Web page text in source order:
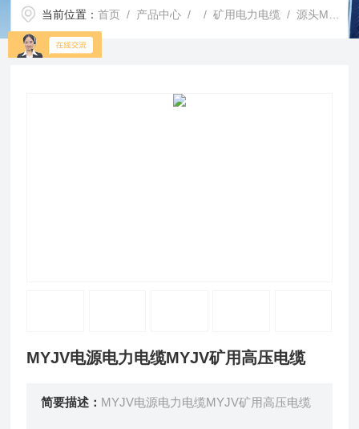
当前位置：首页 / 产品中心 / /矿用电力电缆 / 源头MYJV电源电力电缆MYJV矿用高压电缆
MYJV电源电力电缆MYJV矿用高压电缆
简要描述： MYJV电源电力电缆MYJV矿用高压电缆